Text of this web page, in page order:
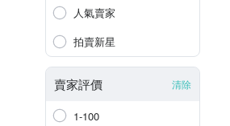
人氣賣家
拍賣新星
賣家評價 清除
1-100